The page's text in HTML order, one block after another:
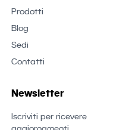
Prodotti
Blog
Sedi
Contatti
Newsletter
Iscriviti per ricevere